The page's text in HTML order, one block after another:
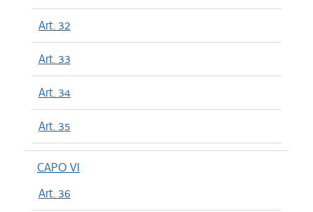
Art. 32
Art. 33
Art. 34
Art. 35
CAPO VI
Art. 36